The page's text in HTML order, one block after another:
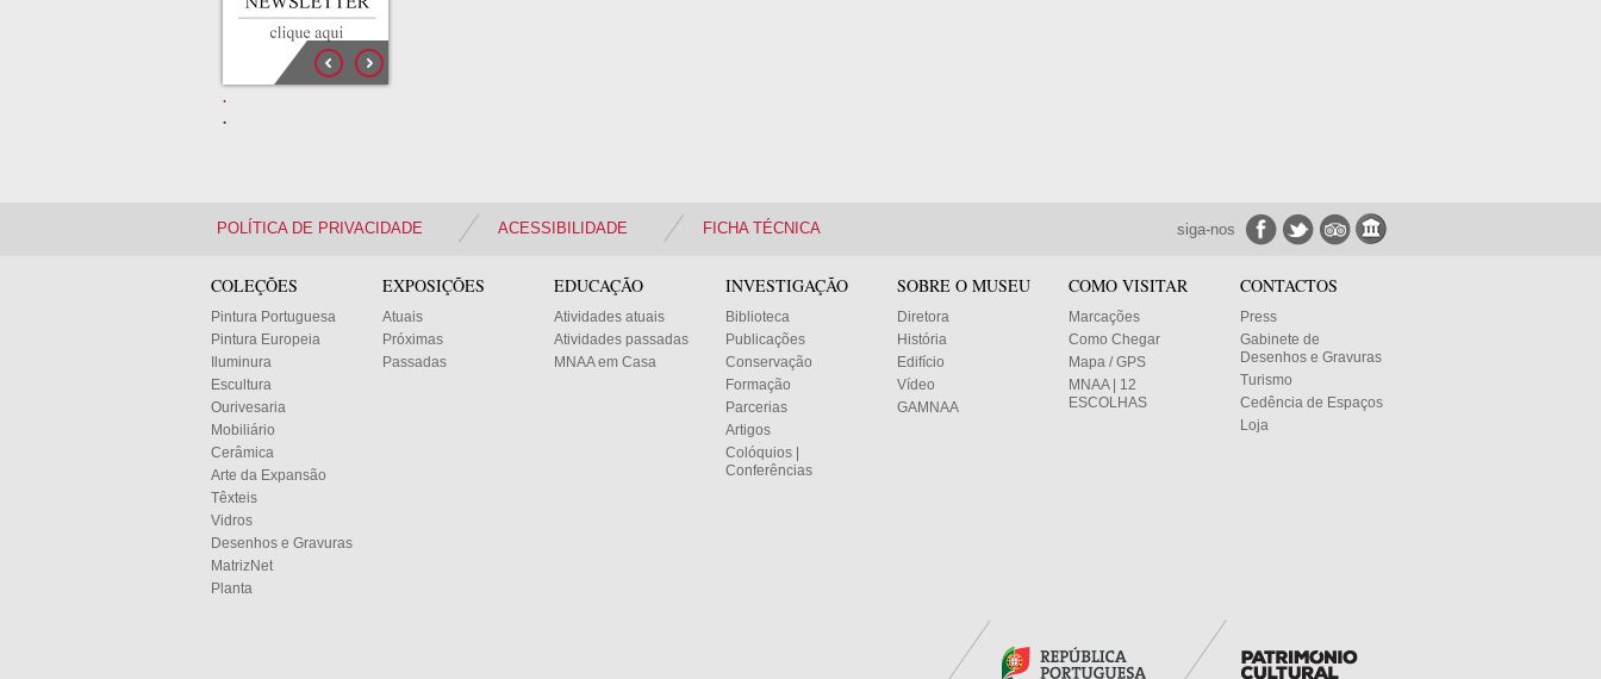
.
.
POLÍTICA DE PRIVACIDADE ACESSIBILIDADE FICHA TÉCNICA siga-nos
COLEÇÕES
Pintura Portuguesa
Pintura Europeia
Iluminura
Escultura
Ourivesaria
Mobiliário
Cerâmica
Arte da Expansão
Têxteis
Vidros
Desenhos e Gravuras
MatrizNet
Planta
EXPOSIÇÕES
Atuais
Próximas
Passadas
EDUCAÇÃO
Atividades atuais
Atividades passadas
MNAA em Casa
INVESTIGAÇÃO
Biblioteca
Publicações
Conservação
Formação
Parcerias
Artigos
Colóquios |
Conferências
SOBRE O MUSEU
Diretora
História
Edifício
Vídeo
GAMNAA
COMO VISITAR
Marcações
Como Chegar
Mapa / GPS
MNAA | 12
ESCOLHAS
CONTACTOS
Press
Gabinete de
Desenhos e Gravuras
Turismo
Cedência de Espaços
Loja